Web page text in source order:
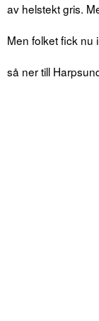
av helstekt gris.
Men folket fick nu
så ner till